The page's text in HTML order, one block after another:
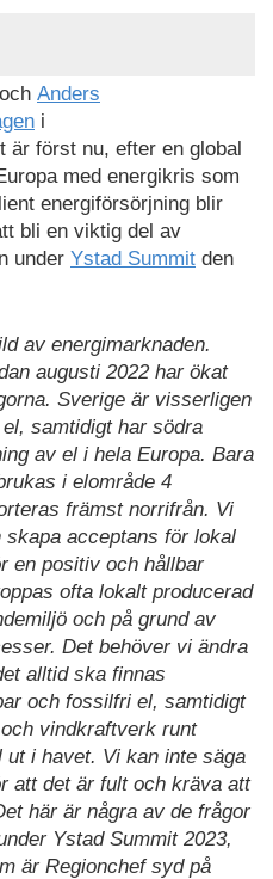
och Anders
i
är först nu, efter en global
med energikris som
energiförsörjning blir
bli en viktig del av
under Ystad Summit den
av energimarknaden.
augusti 2022 har ökat
Sverige är visserligen
samtidigt har södra
av el i hela Europa. Bara
i elområde 4
främst norrifrån. Vi
acceptans för lokal
en positiv och hållbar
ofta lokalt producerad
och på grund av
Det behöver vi ändra
alltid ska finnas
och fossilfri el, samtidigt
vindkraftverk runt
i havet. Vi kan inte säga
att det är fult och kräva att
här är några av de frågor
Ystad Summit 2023,
är Regionchef syd på